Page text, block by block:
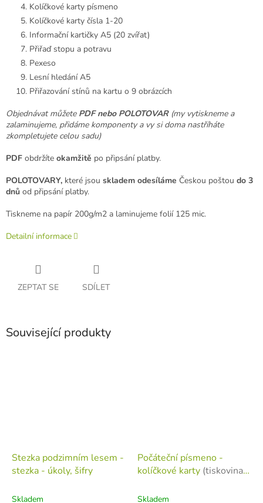
Kolíčkové karty písmeno
Kolíčkové karty čísla 1-20
Informační kartičky A5 (20 zvířat)
Přiřaď stopu a potravu
Pexeso
Lesní hledání A5
Přiřazování stínů na kartu o 9 obrázcích
Objednávat můžete PDF nebo POLOTOVAR (my vytiskneme a
zalaminujeme, přidáme komponenty a vy si doma nastříháte
zkompletujete celou sadu)
PDF obdržíte okamžitě po připsání platby.
POLOTOVARY, které jsou skladem odesíláme Českou poštou do 3
dnů od připsání platby.
Tiskneme na papír 200g/m2 a laminujeme folií 125 mic.
Detailní informace
ZEPTAT SE SDÍLET
Související produkty
Stezka podzimním lesem -
stezka - úkoly, šifry
Skladem
Počáteční písmeno -
kolíčkové karty (tiskovina v
Skladem